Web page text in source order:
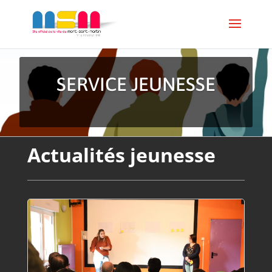
SERVICE JEUNESSE
Actualités jeunesse